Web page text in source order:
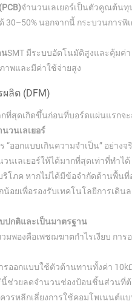
จำนวนเลเยอร์เป็นตัวคูณต้นทุ
30–50% นอกจากนี้ กระบวนการพิ
นSMT มีระบบอัตโนมัติสูงและคุ้มค่
าพและมีค่าใช้จ่ายสูง
ลิต (DFM)
ที่สุดเกิดขึ้นก่อนที่บอร์ดแผ่นแรกจ
วนเลเยอร์
“ออกแบบเกินความจำเป็น” อย่า
นเลเยอร์ให้ได้มากที่สุดเท่าที่ทำไ
โภค หากไม่ได้มีข้อจำกัดด้านพื้นที่
น้อยเพื่อรองรับเทคโนโลยีการเ
ปกติและเป็นมาตรฐาน
วมพองคือเพชฌฆาตกำไรเงียบ ก
รออกแบบใช้ตัวต้านทานทั้งค่า
นี้ช่วยลดจำนวนช่องป้อนชิ้นส่วนที่
ควรหลีกเลี่ยงการใช้คอมโพเนนต์แ